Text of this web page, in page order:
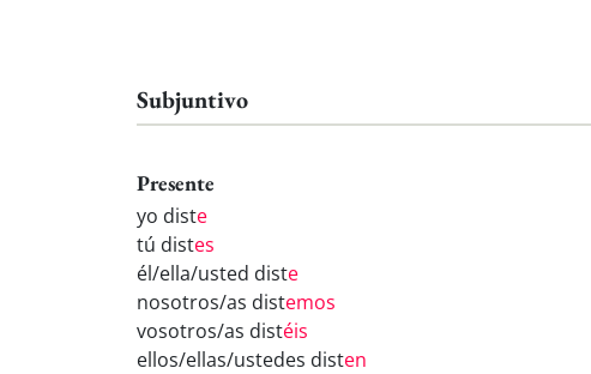
Subjuntivo
Presente
yo diste
tú distes
él/ella/usted diste
nosotros/as distemos
vosotros/as distéis
ellos/ellas/ustedes disten